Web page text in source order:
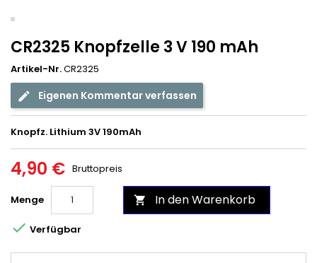
CR2325 Knopfzelle 3 V 190 mAh
Artikel-Nr.CR2325
Eigenen Kommentar verfassen
Knopfz. Lithium 3V 190mAh
4,90 € Bruttopreis
Menge  In den Warenkorb
 Verfügbar